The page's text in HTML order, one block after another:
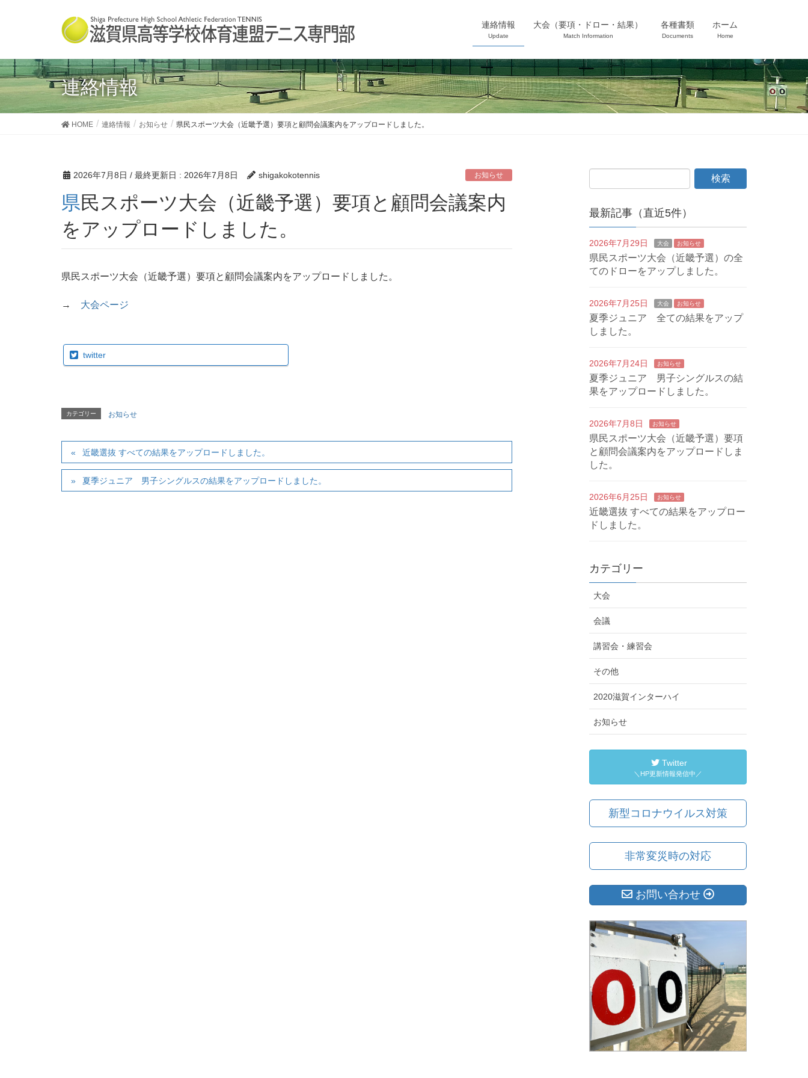
連絡情報
Update
大会（要項・ドロー・結果）
Match Information
各種書類
Documents
ホーム
Home
連絡情報
HOME 連絡情報 お知らせ 県民スポーツ大会（近畿予選）要項と顧問会議案内をアップロードしました。
2026年7月8日 / 最終更新日 : 2026年7月8日 shigakokotennis お知らせ
県民スポーツ大会（近畿予選）要項と顧問会議案内
をアップロードしました。
県民スポーツ大会（近畿予選）要項と顧問会議案内をアップロードしました。
→ 大会ページ
twitter
カテゴリー お知らせ
近畿選抜 すべての結果をアップロードしました。
夏季ジュニア 男子シングルスの結果をアップロードしました。
最新記事（直近5件）
2026年7月29日 大会 お知らせ
県民スポーツ大会（近畿予選）の全
てのドローをアップしました。
2026年7月25日 大会 お知らせ
夏季ジュニア 全ての結果をアップ
しました。
2026年7月24日 お知らせ
夏季ジュニア 男子シングルスの結
果をアップロードしました。
2026年7月8日 お知らせ
県民スポーツ大会（近畿予選）要項
と顧問会議案内をアップロードしま
した。
2026年6月25日 お知らせ
近畿選抜 すべての結果をアップロー
ドしました。
カテゴリー
大会
会議
講習会・練習会
その他
2020滋賀インターハイ
お知らせ
Twitter
＼HP更新情報発信中／
新型コロナウイルス対策
非常変災時の対応
お問い合わせ